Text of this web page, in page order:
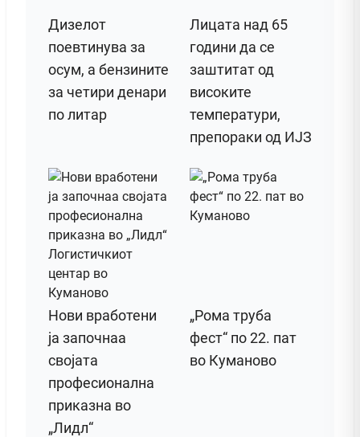
Дизелот
поeвтинува за
осум, а бензините
за четири денари
по литар
Лицата над 65
години да се
заштитат од
високите
температури,
препораки од ИЈЗ
Нови вработени
ја започнаа
својата
професионална
приказна во
„Лидл“
„Рома труба
фест“ по 22. пат
во Куманово